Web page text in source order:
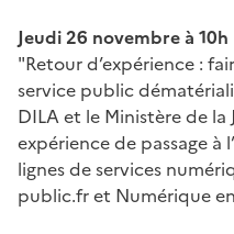
Jeudi 26 novembre à 10h
"Retour d’expérience :
service public
DILA et le Ministère de
expérience de passage à
lignes de services
public.fr et Numérique